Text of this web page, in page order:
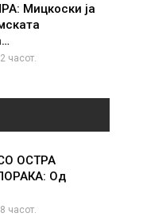
Мицкоски ја
часот.
ОСТРА
Од
часот.